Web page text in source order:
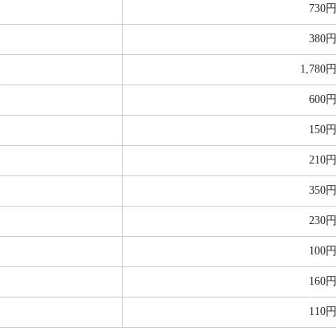
730円
380円
1,780円
600円
150円
210円
350円
230円
100円
160円
110円